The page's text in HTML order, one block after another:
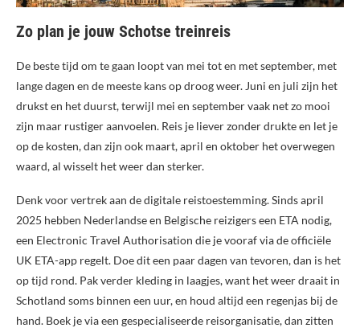
Zo plan je jouw Schotse treinreis
De beste tijd om te gaan loopt van mei tot en met september, met
lange dagen en de meeste kans op droog weer. Juni en juli zijn het
drukst en het duurst, terwijl mei en september vaak net zo mooi
zijn maar rustiger aanvoelen. Reis je liever zonder drukte en let je
op de kosten, dan zijn ook maart, april en oktober het overwegen
waard, al wisselt het weer dan sterker.
Denk voor vertrek aan de digitale reistoestemming. Sinds april
2025 hebben Nederlandse en Belgische reizigers een ETA nodig,
een Electronic Travel Authorisation die je vooraf via de officiële
UK ETA-app regelt. Doe dit een paar dagen van tevoren, dan is het
op tijd rond. Pak verder kleding in laagjes, want het weer draait in
Schotland soms binnen een uur, en houd altijd een regenjas bij de
hand. Boek je via een gespecialiseerde reisorganisatie, dan zitten